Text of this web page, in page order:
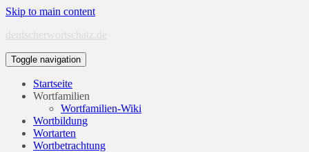
Skip to main content
deutscherwortschatz.de
Toggle navigation
Startseite
Wortfamilien
Wortfamilien-Wiki
Wortbildung
Wortarten
Wortbetrachtung